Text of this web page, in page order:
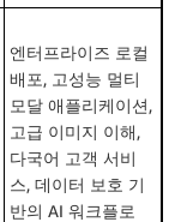
엔터프라이즈 로컬
배포, 고성능 멀티
모달 애플리케이션,
고급 이미지 이해,
다국어 고객 서비
스, 데이터 보호 기
반의 AI 워크플로